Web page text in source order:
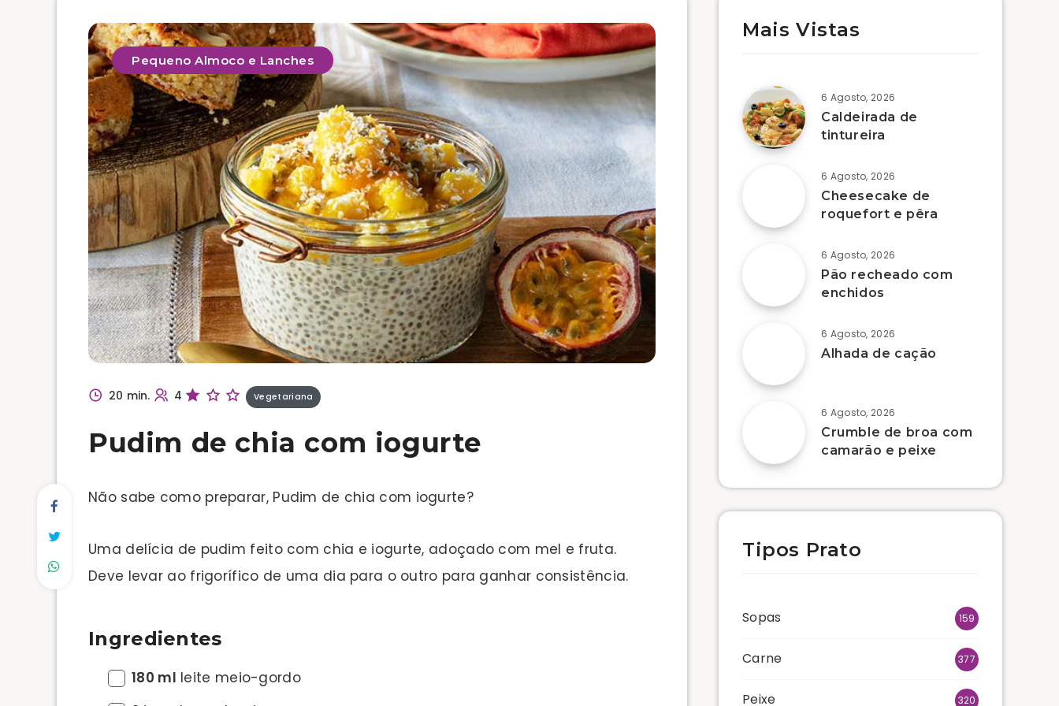
Pequeno Almoco e Lanches
20 min. 4 Vegetariana
Pudim de chia com iogurte
Não sabe como preparar, Pudim de chia com iogurte?
Uma delícia de pudim feito com chia e iogurte, adoçado com mel e fruta.
Deve levar ao frigorífico de uma dia para o outro para ganhar consistência.
Ingredientes
180 ml leite meio-gordo
Mais Vistas
6 Agosto, 2026
Caldeirada de
tintureira
6 Agosto, 2026
Cheesecake de
roquefort e pêra
6 Agosto, 2026
Pão recheado com
enchidos
6 Agosto, 2026
Alhada de cação
6 Agosto, 2026
Crumble de broa com
camarão e peixe
Tipos Prato
Sopas 159
Carne 377
Peixe 320